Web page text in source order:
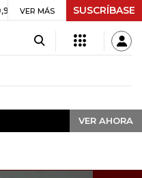
UVR $ 416,91 +$ 0,05 +0,01%
VER MÁS SUSCRÍBASE
VER AHORA
VER AHORA